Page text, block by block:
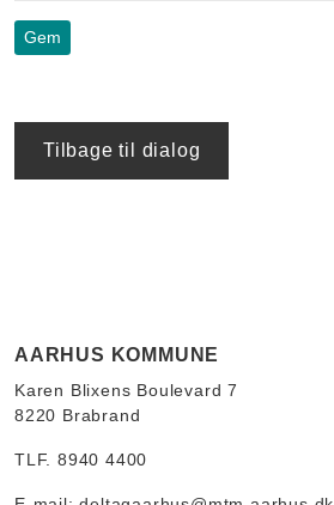
Tilbage til dialog
AARHUS KOMMUNE
Karen Blixens Boulevard 7
8220 Brabrand
TLF. 8940 4400